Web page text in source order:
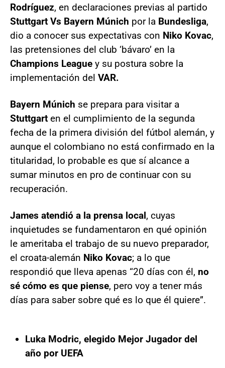
Rodríguez, en declaraciones previas al partido
Stuttgart Vs Bayern Múnich por la Bundesliga,
dio a conocer sus expectativas con Niko Kovac,
las pretensiones del club ‘bávaro’ en la
Champions League y su postura sobre la
implementación del VAR.
Bayern Múnich se prepara para visitar a
Stuttgart en el cumplimiento de la segunda
fecha de la primera división del fútbol alemán, y
aunque el colombiano no está confirmado en la
titularidad, lo probable es que sí alcance a
sumar minutos en pro de continuar con su
recuperación.
James atendió a la prensa local, cuyas
inquietudes se fundamentaron en qué opinión
le ameritaba el trabajo de su nuevo preparador,
el croata-alemán Niko Kovac; a lo que
respondió que lleva apenas “20 días con él, no
sé cómo es que piense, pero voy a tener más
días para saber sobre qué es lo que él quiere”.
Luka Modric, elegido Mejor Jugador del
año por UEFA